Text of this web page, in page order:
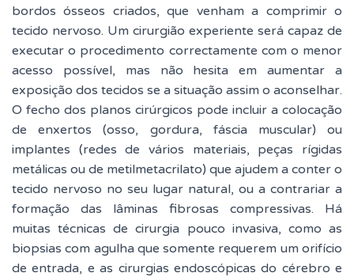
bordos ósseos criados, que venham a comprimir o
tecido nervoso. Um cirurgião experiente será capaz de
executar o procedimento correctamente com o menor
acesso possível, mas não hesita em aumentar a
exposição dos tecidos se a situação assim o aconselhar.
O fecho dos planos cirúrgicos pode incluir a colocação
de enxertos (osso, gordura, fáscia muscular) ou
implantes (redes de vários materiais, peças rígidas
metálicas ou de metilmetacrilato) que ajudem a conter o
tecido nervoso no seu lugar natural, ou a contrariar a
formação das lâminas fibrosas compressivas. Há
muitas técnicas de cirurgia pouco invasiva, como as
biopsias com agulha que somente requerem um orifício
de entrada, e as cirurgias endoscópicas do cérebro e